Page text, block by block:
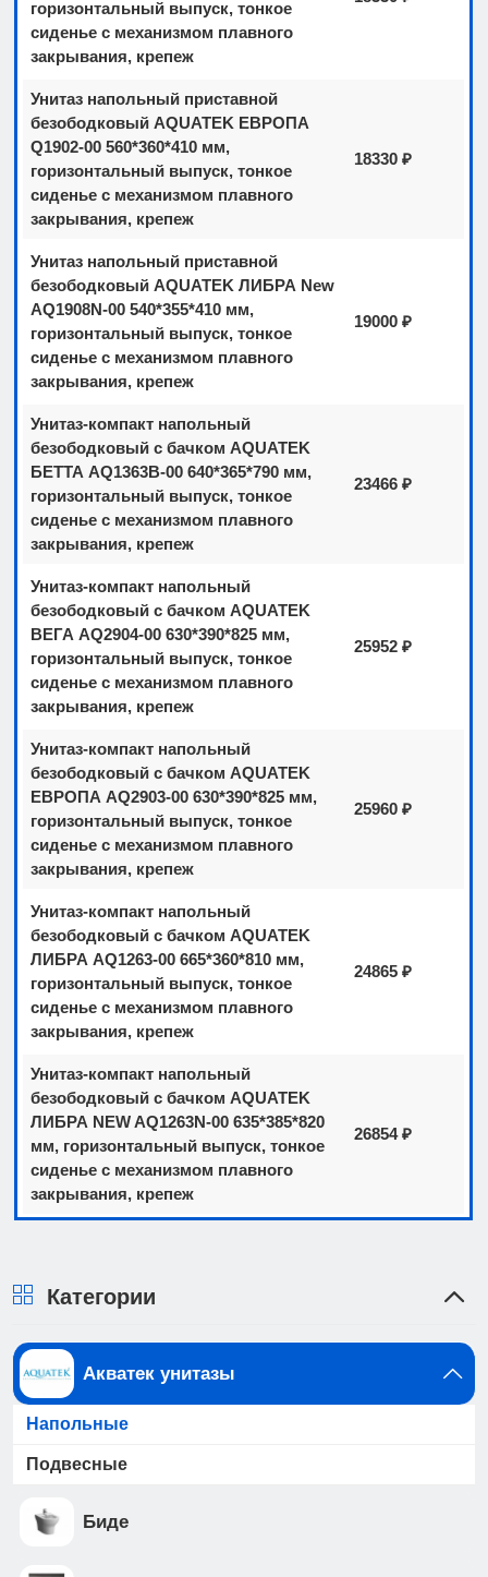
горизонтальный выпуск, тонкое
сиденье с механизмом плавного
закрывания, крепеж
Унитаз напольный приставной
безободковый AQUATEK ЕВРОПA
Q1902-00 560*360*410 мм,
горизонтальный выпуск, тонкое
сиденье с механизмом плавного
закрывания, крепеж
18330 ₽
Унитаз напольный приставной
безободковый AQUATEK ЛИБРА New
AQ1908N-00 540*355*410 мм,
горизонтальный выпуск, тонкое
сиденье с механизмом плавного
закрывания, крепеж
19000 ₽
Унитаз-компакт напольный
безободковый с бачком AQUATEK
БЕТТА AQ1363B-00 640*365*790 мм,
горизонтальный выпуск, тонкое
сиденье с механизмом плавного
закрывания, крепеж
23466 ₽
Унитаз-компакт напольный
безободковый с бачком AQUATEK
ВЕГА AQ2904-00 630*390*825 мм,
горизонтальный выпуск, тонкое
сиденье с механизмом плавного
закрывания, крепеж
25952 ₽
Унитаз-компакт напольный
безободковый с бачком AQUATEK
ЕВРОПА AQ2903-00 630*390*825 мм,
горизонтальный выпуск, тонкое
сиденье с механизмом плавного
закрывания, крепеж
25960 ₽
Унитаз-компакт напольный
безободковый с бачком AQUATEK
ЛИБРА AQ1263-00 665*360*810 мм,
горизонтальный выпуск, тонкое
сиденье с механизмом плавного
закрывания, крепеж
24865 ₽
Унитаз-компакт напольный
безободковый с бачком AQUATEK
ЛИБРА NEW AQ1263N-00 635*385*820
мм, горизонтальный выпуск, тонкое
сиденье с механизмом плавного
закрывания, крепеж
26854 ₽
Категории
Акватек унитазы
Напольные
Подвесные
Биде